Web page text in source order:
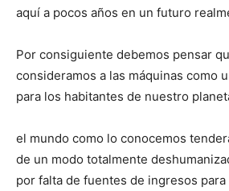
aquí a pocos años en un futuro
Por consiguiente debemos pensar
consideramos a las máquinas como
para los habitantes de nuestro
el mundo como lo conocemos
de un modo totalmente
por falta de fuentes de ingresos para